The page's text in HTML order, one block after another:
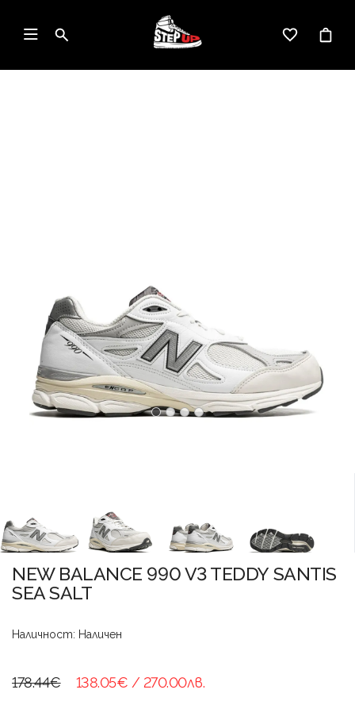
NEW BALANCE 990 V3 TEDDY SANTIS
SEA SALT
Наличност: Наличен
178.44€ 138.05€ / 270.00лв.